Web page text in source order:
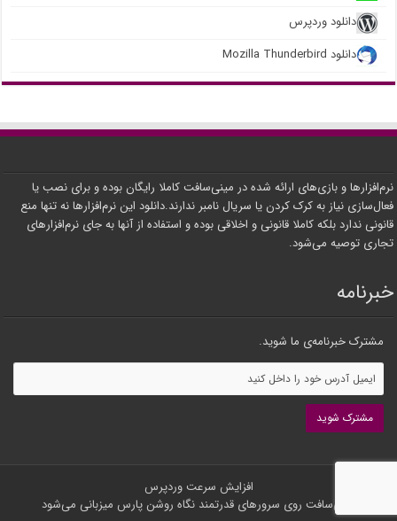
دانلود وردپرس
دانلود Mozilla Thunderbird
نرم‌افزارها و بازی‌های ارائه شده در مینی‌سافت کاملا رایگان بوده و برای نصب یا
فعال‌سازی نیاز به کرک کردن یا سریال نامبر ندارند.دانلود این نرم‌افزارها نه تنها منع
قانونی ندارد بلکه کاملا قانونی و اخلاقی بوده و استفاده از آنها به جای نرم‌افزارهای
تجاری توصیه می‌شود.
خبرنامه
مشترک خبرنامه‌ی ما شوید.
افزایش سرعت وردپرس
مینی‌سافت روی سرورهای قدرتمندنگاه روشن پارس میزبانی می‌شود